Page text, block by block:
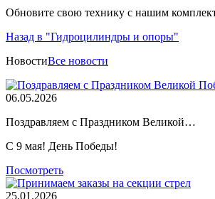
Обновите свою технику с нашим
Назад в "Гидроцилиндры и опоры"
НовостиВсе новости
06.05.2026
Поздравляем с Праздником Великой…
С 9 мая! День Победы!
Посмотреть
25.01.2026